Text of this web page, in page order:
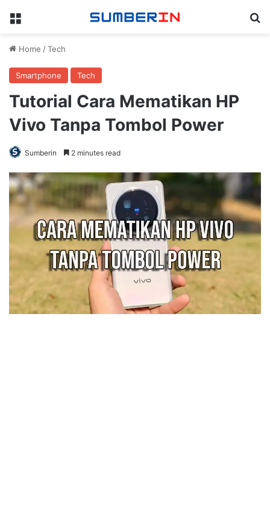
Menu
Home /Tech
Smartphone Tech
Tutorial Cara Mematikan HP
Vivo Tanpa Tombol Power
Sumberin 2 minutes read